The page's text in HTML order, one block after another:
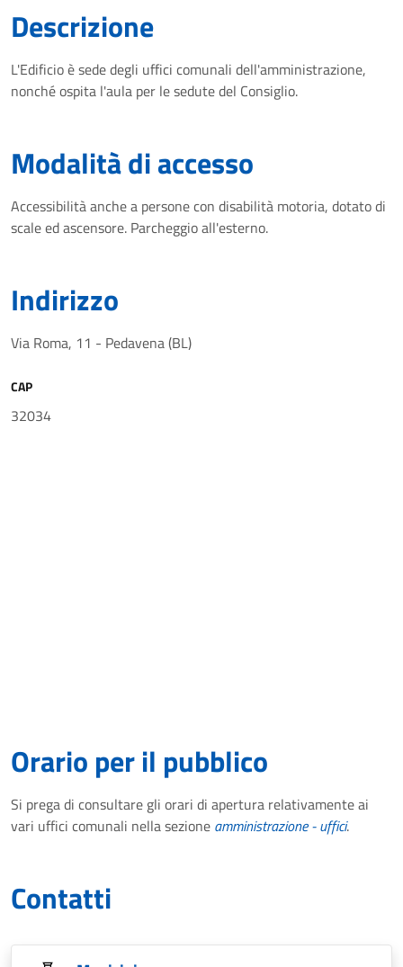
Descrizione
L'Edificio è sede degli uffici comunali dell'amministrazione,
nonché ospita l'aula per le sedute del Consiglio.
Modalità di accesso
Accessibilità anche a persone con disabilità motoria, dotato di
scale ed ascensore. Parcheggio all'esterno.
Indirizzo
Via Roma, 11 - Pedavena (BL)
CAP
32034
Orario per il pubblico
Si prega di consultare gli orari di apertura relativamente ai
vari uffici comunali nella sezione amministrazione - uffici.
Contatti